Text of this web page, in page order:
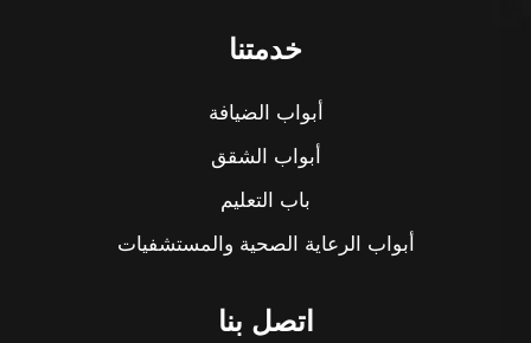
خدمتنا
أبواب الضيافة
أبواب الشقق
باب التعليم
أبواب الرعاية الصحية والمستشفيات
اتصل بنا